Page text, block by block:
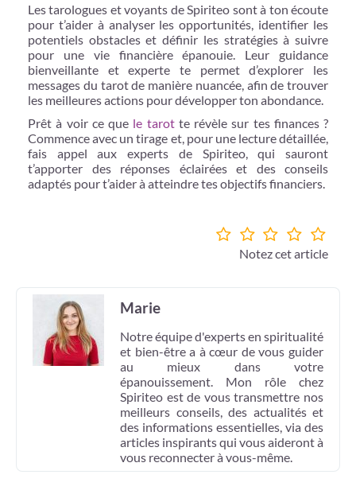
Les tarologues et voyants de Spiriteo sont à ton écoute
pour t’aider à analyser les opportunités, identifier les
potentiels obstacles et définir les stratégies à suivre
pour une vie financière épanouie. Leur guidance
bienveillante et experte te permet d’explorer les
messages du tarot de manière nuancée, afin de trouver
les meilleures actions pour développer ton abondance.
Prêt à voir ce que le tarotte révèle sur tes finances ?
Commence avec un tirage et, pour une lecture détaillée,
fais appel aux experts de Spiriteo, qui sauront
t’apporter des réponses éclairées et des conseils
adaptés pour t’aider à atteindre tes objectifs financiers.
Notez cet article
Marie
Notre équipe d'experts en spiritualité
et bien-être a à cœur de vous guider
au mieux dans votre
épanouissement. Mon rôle chez
Spiriteo est de vous transmettre nos
meilleurs conseils, des actualités et
des informations essentielles, via des
articles inspirants qui vous aideront à
vous reconnecter à vous-même.